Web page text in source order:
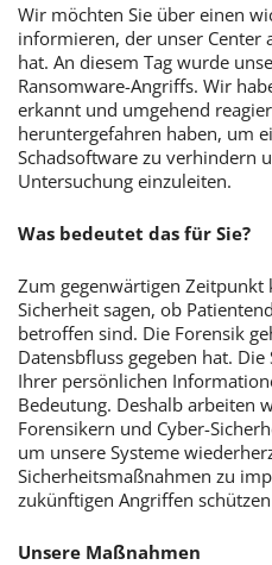
Wir möchten Sie über einen
informieren, der unser Center
hat. An diesem Tag wurde
Ransomware-Angriffs. Wir
erkannt und umgehend
heruntergefahren haben, um
Schadsoftware zu verhindern
Untersuchung einzuleiten.
Was bedeutet das für Sie?
Zum gegenwärtigen
Sicherheit sagen, ob
betroffen sind. Die Forensik
Datensbfluss gegeben hat.
Ihrer persönlichen
Bedeutung. Deshalb arbeiten
Forensikern und Cyber-
um unsere Systeme
Sicherheitsmaßnahmen zu
zukünftigen Angriffen
Unsere Maßnahmen